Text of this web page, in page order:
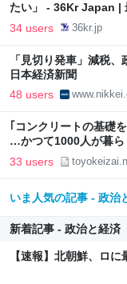
たい」 - 36Kr Japan |
ディア
34 users 36kr.jp
「見切り発車」減税
日本経済新聞
48 users
｢コンクリートの基礎
…かつて1000人が暮ら
33 users
いま人気の記事 - 政治
新着記事 - 政治と経済
【速報】北朝鮮、ロ